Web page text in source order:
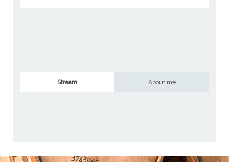
Stream About me